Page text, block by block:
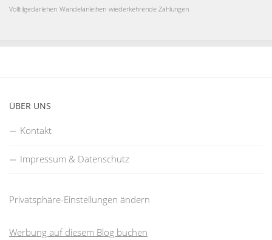
Volltilgedarlehen Wandelanleihen wiederkehrende Zahlungen
ÜBER UNS
Kontakt
Impressum & Datenschutz
Privatsphäre-Einstellungen ändern
Werbung auf diesem Blog buchen